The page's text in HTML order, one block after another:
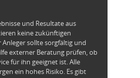
und Resultate aus
keine zukünftigen
Anleger sollte sorgfältig und
externer Beratung prüfen, ob
für ihn geeignet ist. Alle
ein hohes Risiko. Es gibt